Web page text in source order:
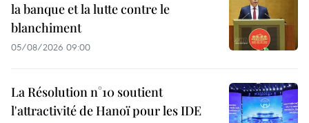
la banque et la lutte contre le
blanchiment
05/08/2026 09:00
La Résolution n°10 soutient
l'attractivité de Hanoï pour les IDE